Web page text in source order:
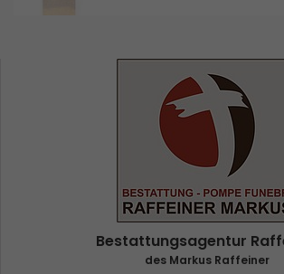
Bestattungsagentur
des Markus Raffeiner